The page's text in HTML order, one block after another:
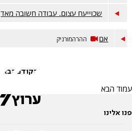
שכוייעח עצום. עבודה חשובה מאד
אם ההרהמורניק
הקודם הבא
עמוד הבא
פנו אלינו